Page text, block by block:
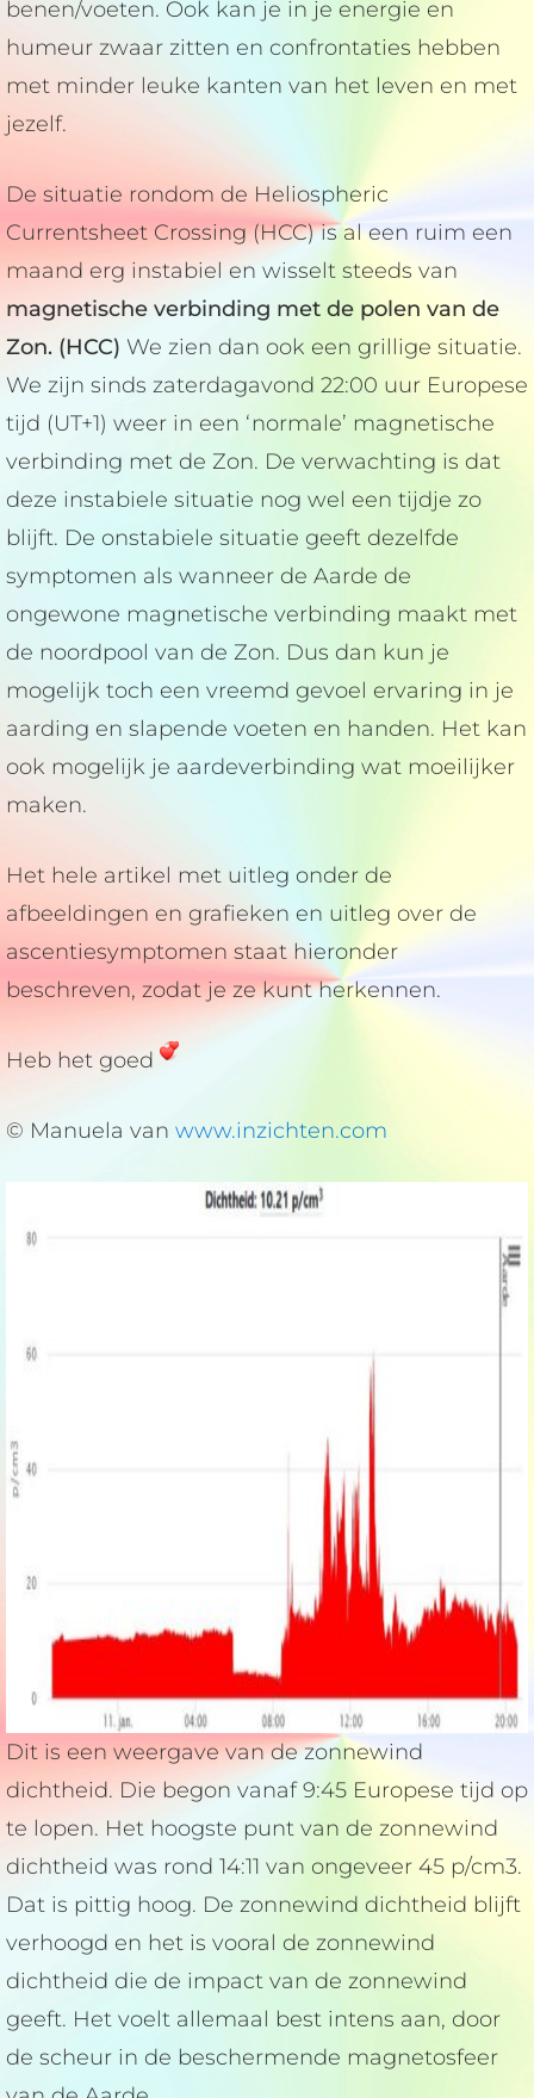
benen/voeten. Ook kan je in je energie en
humeur zwaar zitten en confrontaties hebben
met minder leuke kanten van het leven en met
jezelf.
De situatie rondom de Heliospheric
Currentsheet Crossing (HCC) is al een ruim een
maand erg instabiel en wisselt steeds van
magnetische verbinding met de polen van de
Zon. (HCC) We zien dan ook een grillige situatie.
We zijn sinds zaterdagavond 22:00 uur Europese
tijd (UT+1) weer in een ‘normale’ magnetische
verbinding met de Zon. De verwachting is dat
deze instabiele situatie nog wel een tijdje zo
blijft. De onstabiele situatie geeft dezelfde
symptomen als wanneer de Aarde de
ongewone magnetische verbinding maakt met
de noordpool van de Zon. Dus dan kun je
mogelijk toch een vreemd gevoel ervaring in je
aarding en slapende voeten en handen. Het kan
ook mogelijk je aardeverbinding wat moeilijker
maken.
Het hele artikel met uitleg onder de
afbeeldingen en grafieken en uitleg over de
ascentiesymptomen staat hieronder
beschreven, zodat je ze kunt herkennen.
Heb het goed
© Manuela van www.inzichten.com
Dit is een weergave van de zonnewind
dichtheid. Die begon vanaf 9:45 Europese tijd op
te lopen. Het hoogste punt van de zonnewind
dichtheid was rond 14:11 van ongeveer 45 p/cm3.
Dat is pittig hoog. De zonnewind dichtheid blijft
verhoogd en het is vooral de zonnewind
dichtheid die de impact van de zonnewind
geeft. Het voelt allemaal best intens aan, door
de scheur in de beschermende magnetosfeer